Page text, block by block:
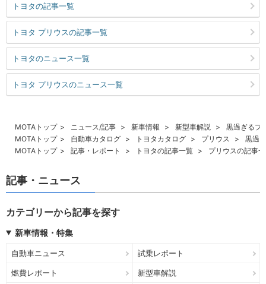
トヨタの記事一覧
トヨタ プリウスの記事一覧
トヨタのニュース一覧
トヨタ プリウスのニュース一覧
MOTAトップ ニュース/記事 新車情報 新型車解説
黒過ぎるプ
MOTAトップ
自動車カタログ トヨタカタログ プリウス
黒過
MOTAトップ
記事・レポート トヨタの記事一覧 プリウスの記事
記事・ニュース
カテゴリーから記事を探す
新車情報・特集
自動車ニュース 試乗レポート
燃費レポート 新型車解説